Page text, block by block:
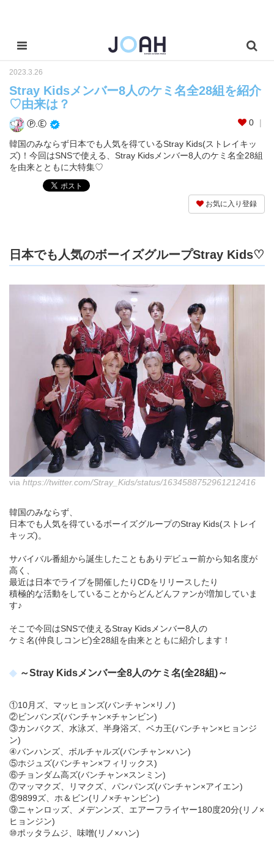
2023.3.26
Stray Kidsメンバー8人のケミ名全28組を紹介
♡由来は？
Ⓟ.Ⓔ 0
韓国のみならず日本でも人気を得ているStray Kids(ストレイキッ
ズ)！今回はSNSで使える、Stray Kidsメンバー8人のケミ名全28組
を由来とともに大特集♡
お気に入り登録
日本でも人気のボーイズグループStray Kids♡
via https://twitter.com/Stray_Kids/status/1634588752961212416
韓国のみならず、
日本でも人気を得ているボーイズグループのStray Kids(ストレイ
キッズ)。
サバイバル番組から誕生したこともありデビュー前から知名度が
高く、
最近は日本でライブを開催したりCDをリリースしたり
積極的な活動をしていることからどんどんファンが増加していま
す♪
そこで今回はSNSで使えるStray Kidsメンバー8人の
ケミ名(仲良しコンビ)全28組を由来とともに紹介します！
～Stray Kidsメンバー全8人のケミ名(全28組)～
①10月ズ、マッヒョンズ(バンチャン×リノ)
②ビンバンズ(バンチャン×チャンビン)
③カンバクズ、水泳ズ、半身浴ズ、ベカ王(バンチャン×ヒョンジ
ン)
④バンハンズ、ボルチャルズ(バンチャン×ハン)
⑤ホジュズ(バンチャン×フィリックス)
⑥チョンダム高ズ(バンチャン×スンミン)
⑦マッマクズ、リマクズ、パンパンズ(バンチャン×アイエン)
⑧9899ズ、ホ＆ビン(リノ×チャンビン)
⑨ニャンロッズ、メデンンズ、エアーフライヤー180度20分(リノ×
ヒョンジン)
⑩ポッタラムジ、味噌(リノ×ハン)